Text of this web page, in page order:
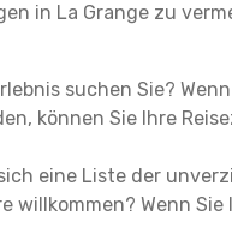
in La Grange zu
suchen Sie?
können Sie Ihre
eine Liste der
willkommen? Wenn